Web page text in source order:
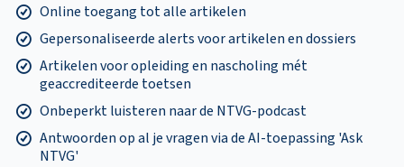
Online toegang tot alle artikelen
Gepersonaliseerde alerts voor artikelen en dossiers
Artikelen voor opleiding en nascholing mét
geaccrediteerde toetsen
Onbeperkt luisteren naar de NTVG-podcast
Antwoorden op al je vragen via de AI-toepassing 'Ask
NTVG'